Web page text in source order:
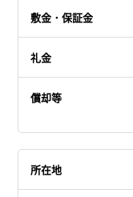
敷金・保証金
礼金
償却等
所在地